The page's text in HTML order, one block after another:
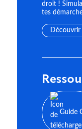
droit !
tes
Découvrir
Guide